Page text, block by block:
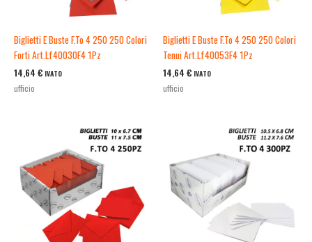
Biglietti E Buste F.To 4 250 250 Colori
Forti Art.Lf40030F4 1Pz
14,64 € IVATO
ufficio
Biglietti E Buste F.To 4 250 250 Colori
Tenui Art.Lf40053F4 1Pz
14,64 € IVATO
ufficio